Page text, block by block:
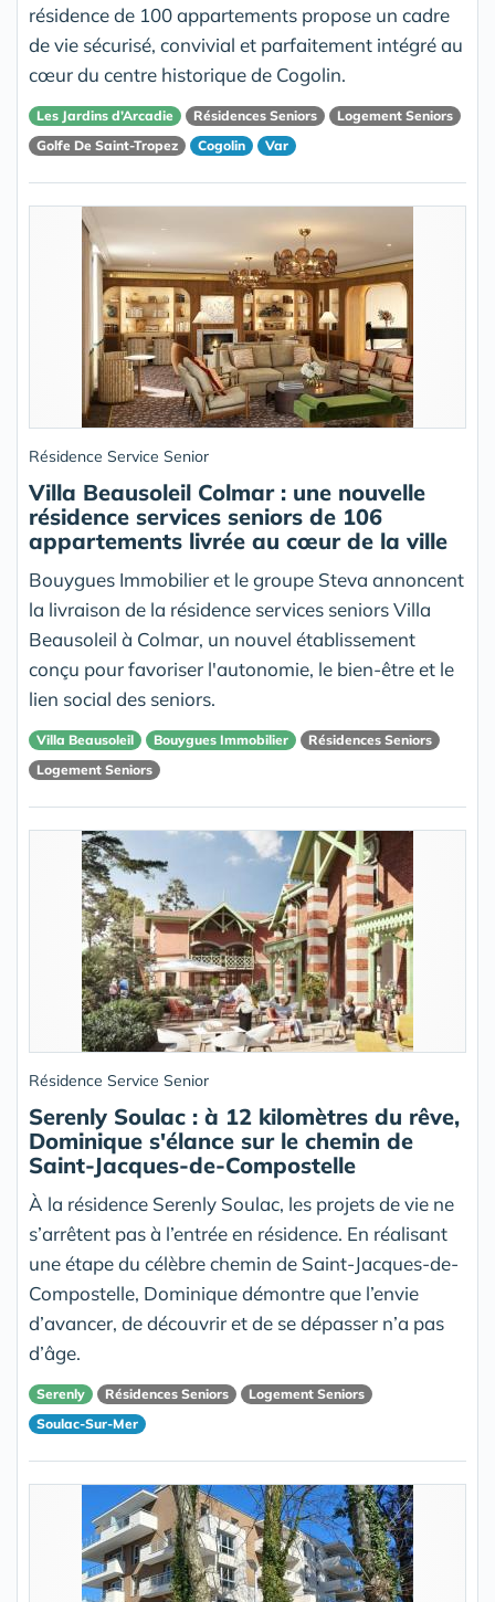
résidence de 100 appartements propose un cadre
de vie sécurisé, convivial et parfaitement intégré au
cœur du centre historique de Cogolin.
Les Jardins d’Arcadie Résidences Seniors
Logement Seniors
Golfe De Saint-Tropez
Cogolin Var
Résidence Service Senior
Villa Beausoleil Colmar : une nouvelle
résidence services seniors de 106
appartements livrée au cœur de la ville
Bouygues Immobilier et le groupe Steva annoncent
la livraison de la résidence services seniors Villa
Beausoleil à Colmar, un nouvel établissement
conçu pour favoriser l'autonomie, le bien-être et le
lien social des seniors.
Villa Beausoleil Bouygues Immobilier
Résidences Seniors
Logement Seniors
Résidence Service Senior
Serenly Soulac : à 12 kilomètres du rêve,
Dominique s'élance sur le chemin de
Saint-Jacques-de-Compostelle
À la résidence Serenly Soulac, les projets de vie ne
s’arrêtent pas à l’entrée en résidence. En réalisant
une étape du célèbre chemin de Saint-Jacques-de-
Compostelle, Dominique démontre que l’envie
d’avancer, de découvrir et de se dépasser n’a pas
d’âge.
Serenly Résidences Seniors
Logement Seniors
Soulac-Sur-Mer